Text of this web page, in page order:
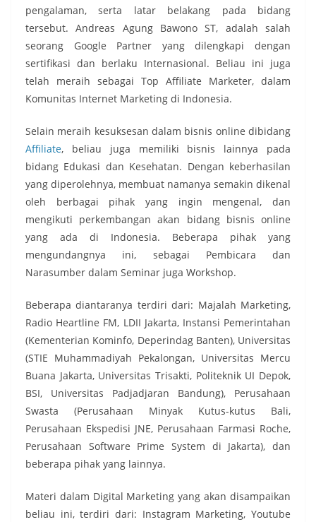
pengalaman, serta latar belakang pada bidang
tersebut. Andreas Agung Bawono ST, adalah salah
seorang Google Partner yang dilengkapi dengan
sertifikasi dan berlaku Internasional. Beliau ini juga
telah meraih sebagai Top Affiliate Marketer, dalam
Komunitas Internet Marketing di Indonesia.
Selain meraih kesuksesan dalam bisnis online dibidang
Affiliate, beliau juga memiliki bisnis lainnya pada
bidang Edukasi dan Kesehatan. Dengan keberhasilan
yang diperolehnya, membuat namanya semakin dikenal
oleh berbagai pihak yang ingin mengenal, dan
mengikuti perkembangan akan bidang bisnis online
yang ada di Indonesia. Beberapa pihak yang
mengundangnya ini, sebagai Pembicara dan
Narasumber dalam Seminar juga Workshop.
Beberapa diantaranya terdiri dari: Majalah Marketing,
Radio Heartline FM, LDII Jakarta, Instansi Pemerintahan
(Kementerian Kominfo, Deperindag Banten), Universitas
(STIE Muhammadiyah Pekalongan, Universitas Mercu
Buana Jakarta, Universitas Trisakti, Politeknik UI Depok,
BSI, Universitas Padjadjaran Bandung), Perusahaan
Swasta (Perusahaan Minyak Kutus-kutus Bali,
Perusahaan Ekspedisi JNE, Perusahaan Farmasi Roche,
Perusahaan Software Prime System di Jakarta), dan
beberapa pihak yang lainnya.
Materi dalam Digital Marketing yang akan disampaikan
beliau ini, terdiri dari: Instagram Marketing, Youtube